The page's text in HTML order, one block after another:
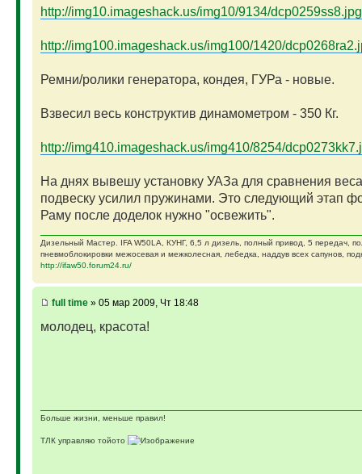
http://img10.imageshack.us/img10/9134/dcp0259ss8.jpg
http://img100.imageshack.us/img100/1420/
Ремни/ролики генератора, кондея, ГУРа - новые.
Взвесил весь конструктив динамометром - 350 Кг.
http://img410.imageshack.us/img410/8254/
На днях вывешу установку УАЗа для сравнения
подвеску усилил пружинами. Это следующий этап
Раму после доделок нужно "освежить".
Дизельный Мастер. IFA W50LA, КУНГ, 6,5 л дизель, полный привод, 5 передач,
пневмоблокировки межосевая и межколесная, лебедка, наддув всех сапунов,
http://ifaw50.forum24.ru/
full time» 05 мар 2009, Чт 18:48
молодец, красота!
Больше жизни, меньше правил!
ТЛК управляю тойото